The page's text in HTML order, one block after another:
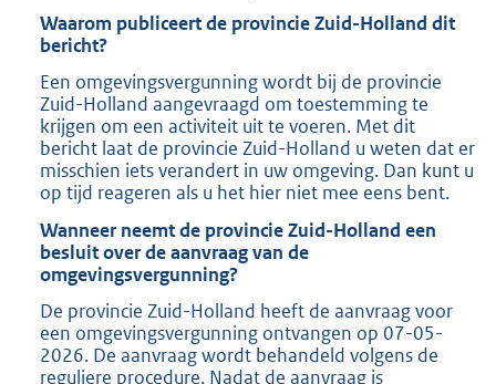
Waarom publiceert de provincie Zuid-Holland dit
bericht?
Een omgevingsvergunning wordt bij de provincie
Zuid-Holland aangevraagd om toestemming te
krijgen om een activiteit uit te voeren. Met dit
bericht laat de provincie Zuid-Holland u weten dat er
misschien iets verandert in uw omgeving. Dan kunt u
op tijd reageren als u het hier niet mee eens bent.
Wanneer neemt de provincie Zuid-Holland een
besluit over de aanvraag van de
omgevingsvergunning?
De provincie Zuid-Holland heeft de aanvraag voor
een omgevingsvergunning ontvangen op 07-05-
2026. De aanvraag wordt behandeld volgens de
reguliere procedure. Nadat de aanvraag is